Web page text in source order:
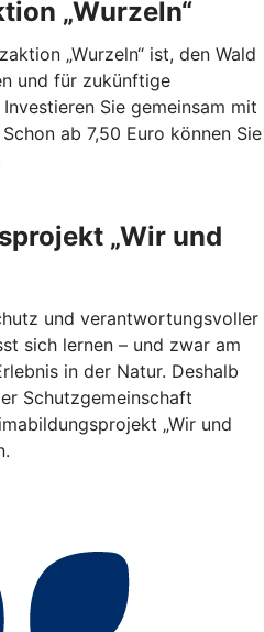
„Wurzeln“
„Wurzeln“ ist, den Wald
und für zukünftige
Sie gemeinsam mit
ab 7,50 Euro können Sie
„Wir und
und verantwortungsvoller
sich lernen – und zwar am
in der Natur. Deshalb
Schutzgemeinschaft
„Wir und